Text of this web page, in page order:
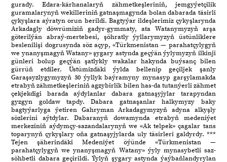
gurady. Edara-kärhanalaryň zähmetkeşleriniň, jemgyýetçilik
guramalarynyň wekilleriniň gatnaşmagynda bolan dabarada täsirli
çykyşlara aýratyn orun berildi. Bagtyýar ildeşlerimiz çykyşlarynda
Arkadagly döwrümiziň gadyr-gymmaty, ata Watanymyzyň arşa
göterilýän abraý-mertebesi, şöhratly ýyllarymyzyň üstünliklere
beslenilişi dogrusynda söz açyp, «Türkmenistan — parahatçylygyň
we ynanyşmagyň Watany» şygary astynda geçýän ýylymyzyň ilkinji
günleri bolup geçýän şatlykly wakalar hakynda buýsanç bilen
gürrüň etdiler. Üstümizdäki ýylda bellenip geçiljek şanly
Garaşsyzlygymyzyň 30 ýyllyk baýramyny mynasyp garşylamakda
etrabyň zähmetkeşleriniň agzybirlik bilen has-da tutanýerli zähmet
çekjekdigi barada aýdylanlar dabara gatnaşyjylar tarapyndan
gyzgyn goldaw tapdy. Dabara gatnaşanlar halkymyzy baky
bagtyýarlyga ýetiren Gahryman Arkadagymyzyň adyna alkyşly
sözlerini aýtdylar. Dabaranyň dowamynda etrabyň medeniýet
merkeziniň aýdymçy-sazandalarynyň we «Ak telpek» çagalar tans
toparynyň çykyşlary oňa gatnaşyjylarda uly täsirleri galdyrdy. ***
Tejen şäherindäki Medeniýet öýünde «Türkmenistan —
parahatçylygyň we ynanyşmagyň Watany» ýyly mynasybetli saz-
söhbetli dabara geçirildi. Ýylyň şygary astynda ýaýbaňlandyrylan